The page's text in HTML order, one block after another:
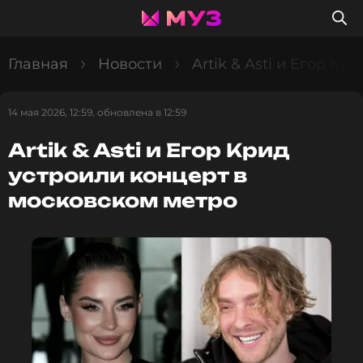
Главная Новости Artik & Asti и Егор
14 мая 2026, 12:59, обновлена в 12:59
Artik & Asti и Егор Крид
устроили концерт в
московском метро